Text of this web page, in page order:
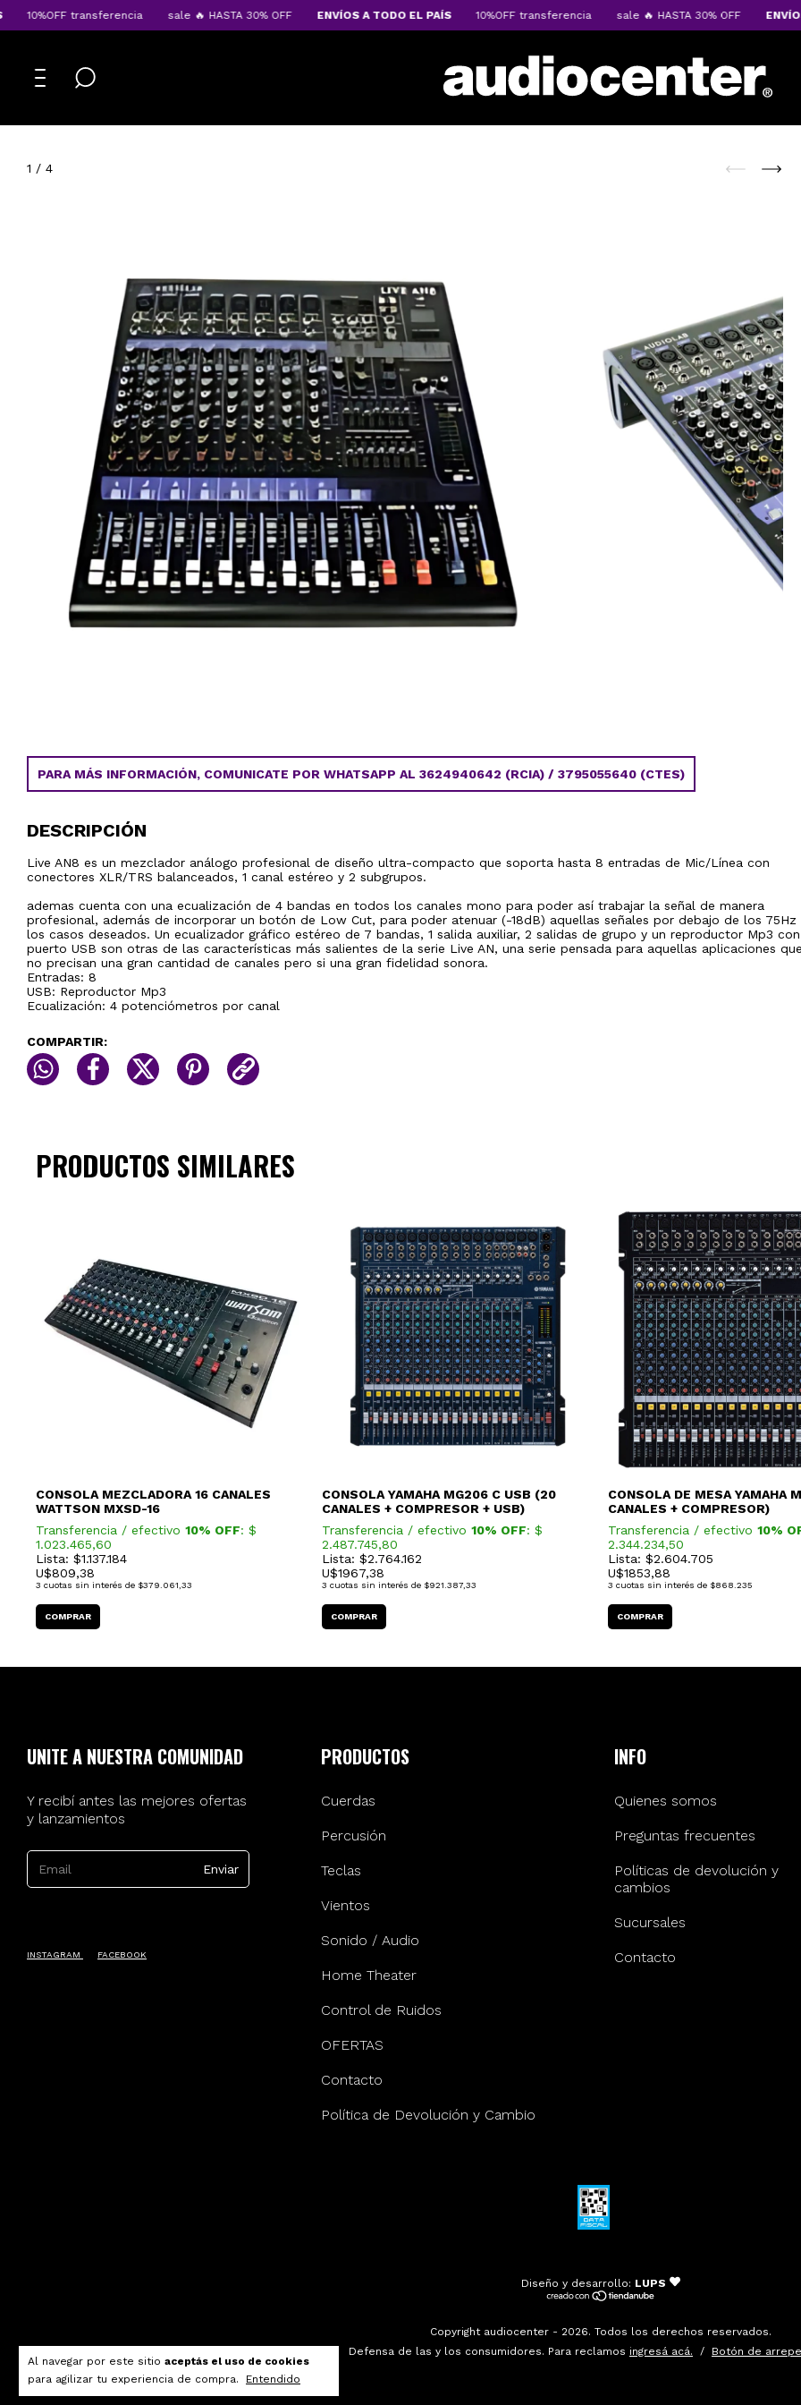
10%OFF transferencia sale 🔥 HASTA 30% OFF ENVÍOS A TODO EL PAÍS 10%OFF transferencia sale 🔥 HASTA 30% OFF ENVÍOS A
Al navegar por este sitio aceptás el uso de cookies
para agilizar tu experiencia de compra.
Entendido
1 / 4
PARA MÁS INFORMACIÓN, COMUNICATE POR WHATSAPP AL 3624940642 (RCIA) / 3795055640 (CTES)
DESCRIPCIÓN
Live AN8 es un mezclador análogo profesional de diseño ultra-compacto que soporta hasta 8 entradas de Mic/Línea con
conectores XLR/TRS balanceados, 1 canal estéreo y 2 subgrupos.
ademas cuenta con una ecualización de 4 bandas en todos los canales mono para poder así trabajar la señal de manera
profesional, además de incorporar un botón de Low Cut, para poder atenuar (-18dB) aquellas señales por debajo de los 75Hz
los casos deseados. Un ecualizador gráfico estéreo de 7 bandas, 1 salida auxiliar, 2 salidas de grupo y un reproductor Mp3 con
puerto USB son otras de las características más salientes de la serie Live AN, una serie pensada para aquellas aplicaciones
no precisan una gran cantidad de canales pero si una gran fidelidad sonora.
Entradas: 8
USB: Reproductor Mp3
Ecualización: 4 potenciómetros por canal
COMPARTIR:
PRODUCTOS SIMILARES
CONSOLA MEZCLADORA 16 CANALES
WATTSON MXSD-16
Transferencia / efectivo 10% OFF: $
1.023.465,60
Lista: $1.137.184
U$809,38
3 cuotas sin interés de $379.061,33
CONSOLA YAMAHA MG206 C USB (20
CANALES + COMPRESOR + USB)
Transferencia / efectivo 10% OFF: $
2.487.745,80
Lista: $2.764.162
U$1967,38
3 cuotas sin interés de $921.387,33
CONSOLA DE MESA YAMAHA
CANALES + COMPRESOR)
Transferencia / efectivo 10%
2.344.234,50
Lista: $2.604.705
U$1853,88
3 cuotas sin interés de $868.235
UNITE A NUESTRA COMUNIDAD
Y recibí antes las mejores ofertas
y lanzamientos
INSTAGRAM FACEBOOK
PRODUCTOS
Cuerdas
Percusión
Teclas
Vientos
Sonido / Audio
Home Theater
Control de Ruidos
OFERTAS
Contacto
Política de Devolución y Cambio
INFO
Quienes somos
Preguntas frecuentes
Políticas de devolución y
cambios
Sucursales
Contacto
Diseño y desarrollo: LUPS
Copyright audiocenter - 2026. Todos los derechos reservados.
Defensa de las y los consumidores. Para reclamos ingresá acá. / Botón de